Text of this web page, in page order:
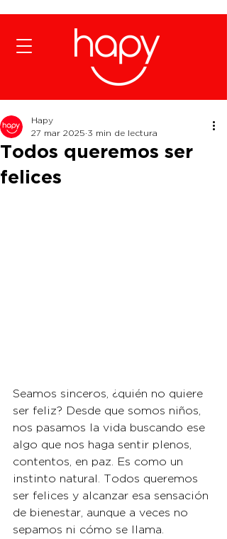
Todos queremos ser
felices
Hapy
27 mar 2025 3 min de lectura
Seamos sinceros, ¿quién no quiere
ser feliz? Desde que somos niños,
nos pasamos la vida buscando ese
algo que nos haga sentir plenos,
contentos, en paz. Es como un
instinto natural. Todos queremos
ser felices y alcanzar esa sensación
de bienestar, aunque a veces no
sepamos ni cómo se llama.